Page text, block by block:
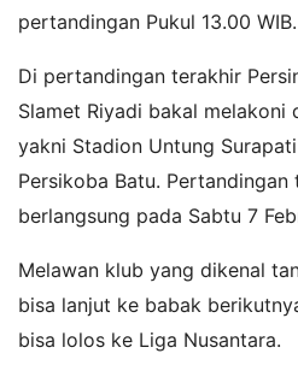
pertandingan Pukul 13.00 WIB.
Di pertandingan terakhir
Slamet Riyadi bakal melakoni
yakni Stadion Untung
Persikoba Batu. Pertandingan
berlangsung pada Sabtu 7
Melawan klub yang dikenal
bisa lanjut ke babak
bisa lolos ke Liga Nusantara.